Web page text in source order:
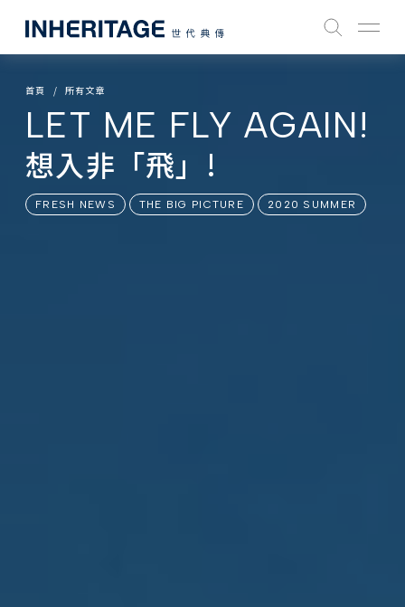
首頁 所有文章
LET ME FLY AGAIN!
想入非「飛」!
FRESH NEWS THE BIG PICTURE 2020 SUMMER